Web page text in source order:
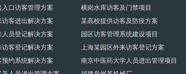
入口访客管理方案
访客进出解决方案
人员登记解决方案
访客登记解决方案
预约系统解决方案
横岗水库访客及门禁项目
某高校提供访客及防疫方案
园区访客管理系统建设项目
上海某园区外来访客登记方案
南京中医药大学人员进出管理项目